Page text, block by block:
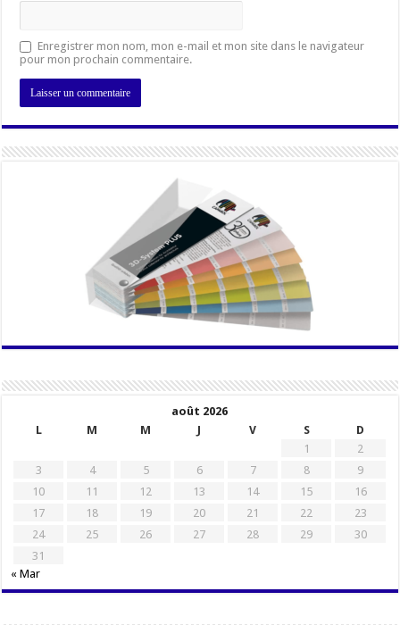
Enregistrer mon nom, mon e-mail et mon site dans le navigateur
pour mon prochain commentaire.
août 2026
L
M M J V S
D
1
2
3
4 5 6 7 8
9
10
11 12 13 14 15
16
17
18 19 20 21 22
23
24
25 26 27 28 29
30
31
« Mar